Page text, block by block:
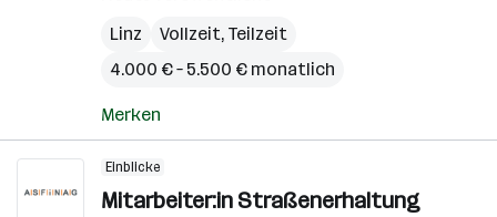
Linz
Vollzeit, Teilzeit
4.000 € – 5.500 € monatlich
Merken
Einblicke
Mitarbeiter:in Straßenerhaltung